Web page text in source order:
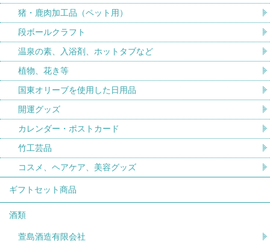
猪・鹿肉加工品（ペット用）
段ボールクラフト
温泉の素、入浴剤、ホットタブなど
植物、花き等
国東オリーブを使用した日用品
開運グッズ
カレンダー・ポストカード
竹工芸品
コスメ、ヘアケア、美容グッズ
ギフトセット商品
酒類
萱島酒造有限会社